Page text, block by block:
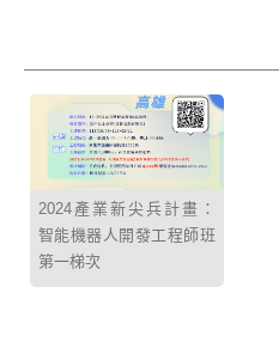
2024產業新尖兵計畫：
智能機器人開發工程師班
第一梯次